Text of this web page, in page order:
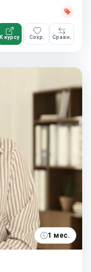
К курсу Сохр. Сравн.
1 мес.